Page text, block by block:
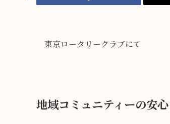
東京ロータリークラブにて
地域コミュニティーの安